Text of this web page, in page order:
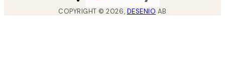
COPYRIGHT ©2026, DESENIO AB